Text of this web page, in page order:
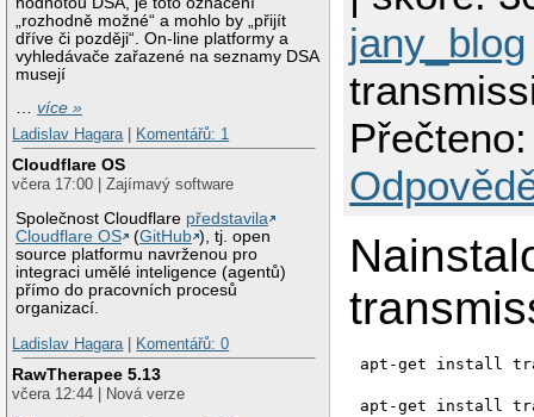
„rozhodně možné“ a mohlo by „přijít
dříve či později“. On-line platformy a
vyhledávače zařazené na seznamy DSA
musejí
…více »
Ladislav Hagara
Komentářů: 1
Cloudflare OS
včera 17:00 | Zajímavý software
Společnost Cloudflare představila
Cloudflare OS
(GitHub ), tj. open
source platformu navrženou pro
integraci umělé inteligence (agentů)
přímo do pracovních procesů
organizací.
Ladislav Hagara
Komentářů: 0
RawTherapee 5.13
včera 12:44 | Nová verze
jany_blog
apt-get install
apt-get install